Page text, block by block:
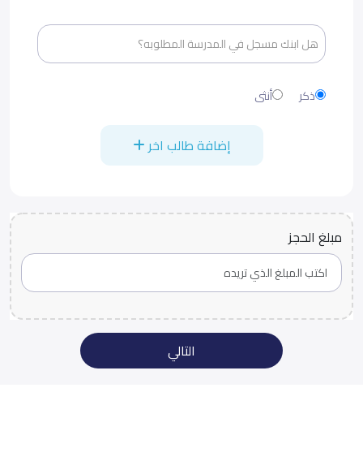
ذكر أنثى
إضافة طالب اخر
مبلغ الحجز
التالي